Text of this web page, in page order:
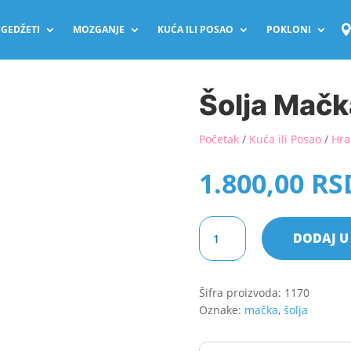
GEDŽETI MOZGANJE KUĆA ILI POSAO POKLONI
Šolja
Početak/ Kuća ili Posao/
1.800,00
Šolja
Mačka
Koja
Plazi
količina
DODAJ
Šifra proizvoda: 1170
Oznake: mačka, šolja